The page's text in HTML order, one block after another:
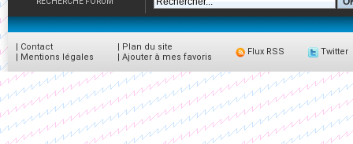
| Contact
| Mentions légales
| Plan du site
| Ajouter à mes favoris
Flux RSS Twitter